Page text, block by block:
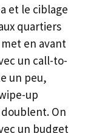
et le ciblage
quartiers
en avant
un call-to-
un peu,
up
On
un budget